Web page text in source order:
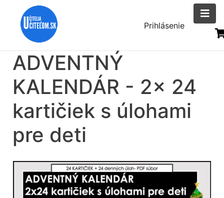
Menu
Prihlásenie
ADVENTNÝ
KALENDÁR - 2x 24
kartičiek s úlohami
pre deti